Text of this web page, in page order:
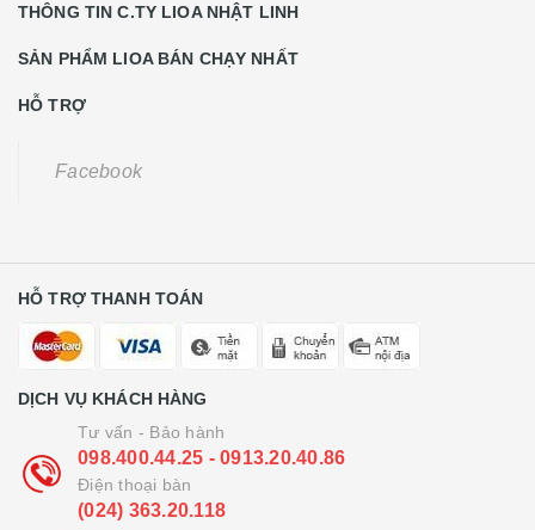
THÔNG TIN C.TY LIOA NHẬT LINH
SẢN PHẨM LIOA BÁN CHẠY NHẤT
HỖ TRỢ
Facebook
HỖ TRỢ THANH TOÁN
DỊCH VỤ KHÁCH HÀNG
Tư vấn - Bảo hành
098.400.44.25 - 0913.20.40.86
Điện thoại bàn
(024) 363.20.118